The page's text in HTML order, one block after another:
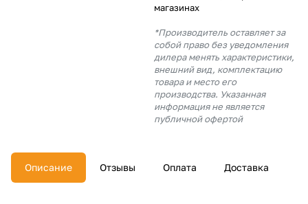
магазинах
*Производитель оставляет за
собой право без уведомления
дилера менять характеристики,
внешний вид, комплектацию
товара и место его
производства. Указанная
информация не является
публичной офертой
Описание Отзывы Оплата Доставка
с вашей карты